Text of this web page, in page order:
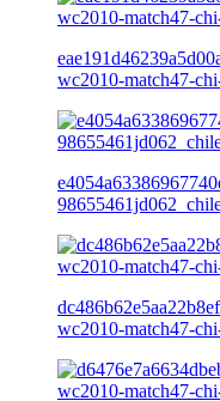
wc2010-match47-
wc2010-match47-